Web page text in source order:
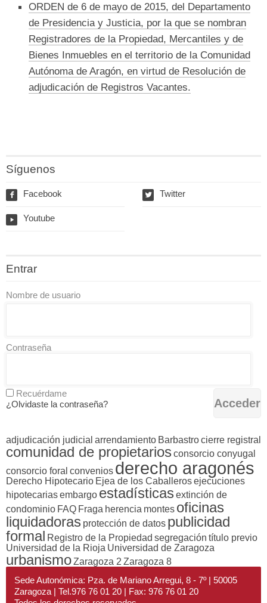
ORDEN de 6 de mayo de 2015, del Departamento
de Presidencia y Justicia, por la que se nombran
Registradores de la Propiedad, Mercantiles y de
Bienes Inmuebles en el territorio de la Comunidad
Autónoma de Aragón, en virtud de Resolución de
adjudicación de Registros Vacantes.
Síguenos
f Facebook w Twitter
y Youtube
Entrar
Nombre de usuario
Contraseña
Recuérdame
¿Olvidaste la contraseña?
adjudicación judicial arrendamiento Barbastrocierre registral
comunidad de propietarios consorcio conyugal
consorcio foral convenios derecho aragonés
Derecho Hipotecario Ejea de los Caballerosejecuciones
hipotecariasembargo estadísticas extinción de
condominio FAQ Fraga herencia montes oficinas
liquidadoras protección de datos publicidad
formal Registro de la Propiedad segregación título previo
Universidad de la Rioja Universidad de Zaragoza
urbanismoZaragoza 2 Zaragoza 8
Sede Autonómica: Pza. de Mariano Arregui, 8 - 7º | 50005
Zaragoza | Tel.976 76 01 20 | Fax: 976 76 01 20